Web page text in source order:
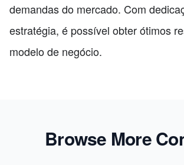
demandas do mercado. Com
estratégia, é possível obter ótimos
modelo de negócio.
Browse More